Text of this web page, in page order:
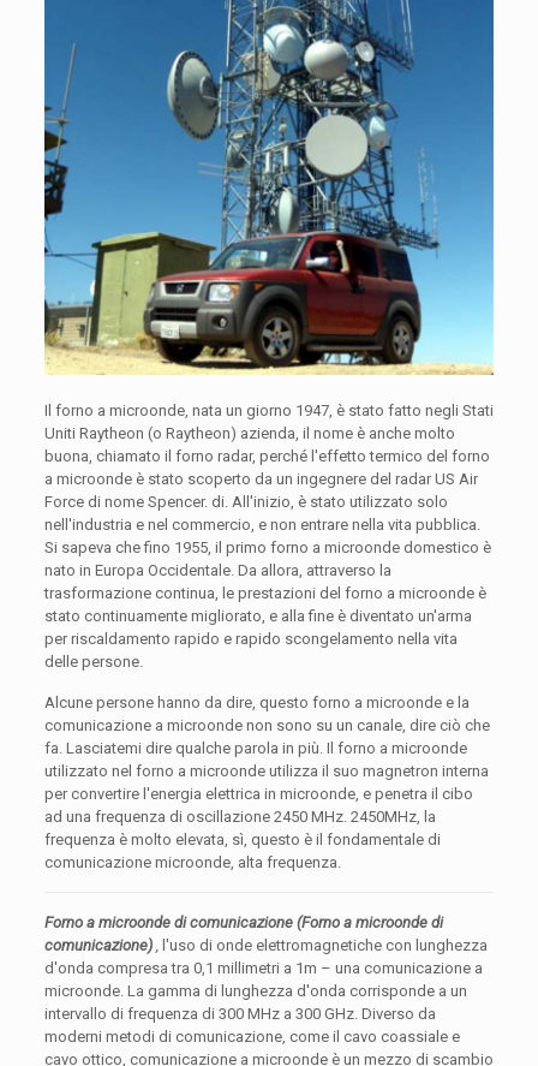
Il forno a microonde, nata un giorno 1947, è stato fatto negli Stati
Uniti Raytheon (o Raytheon) azienda, il nome è anche molto
buona, chiamato il forno radar, perché l'effetto termico del forno
a microonde è stato scoperto da un ingegnere del radar US Air
Force di nome Spencer. di. All'inizio, è stato utilizzato solo
nell'industria e nel commercio, e non entrare nella vita pubblica.
Si sapeva che fino 1955, il primo forno a microonde domestico è
nato in Europa Occidentale. Da allora, attraverso la
trasformazione continua, le prestazioni del forno a microonde è
stato continuamente migliorato, e alla fine è diventato un'arma
per riscaldamento rapido e rapido scongelamento nella vita
delle persone.
Alcune persone hanno da dire, questo forno a microonde e la
comunicazione a microonde non sono su un canale, dire ciò che
fa. Lasciatemi dire qualche parola in più. Il forno a microonde
utilizzato nel forno a microonde utilizza il suo magnetron interna
per convertire l'energia elettrica in microonde, e penetra il cibo
ad una frequenza di oscillazione 2450 MHz. 2450MHz, la
frequenza è molto elevata, sì, questo è il fondamentale di
comunicazione microonde, alta frequenza.
Forno a microonde di comunicazione (Forno a microonde di
comunicazione),
l'uso di onde elettromagnetiche con lunghezza
d'onda compresa tra 0,1 millimetri a 1m – una comunicazione a
microonde. La gamma di lunghezza d'onda corrisponde a un
intervallo di frequenza di 300 MHz a 300 GHz. Diverso da
moderni metodi di comunicazione, come il cavo coassiale e
cavo ottico, comunicazione a microonde è un mezzo di scambio